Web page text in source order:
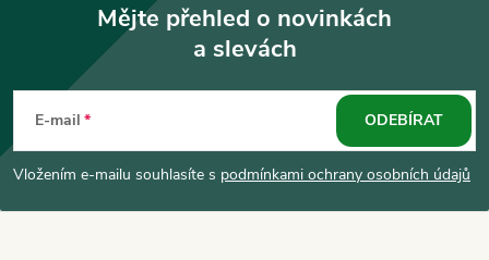
p
a
Mějte přehled o novinkách
a slevách
E-mail
Vložením e-mailu souhlasíte s podmínkami ochrany osobních údajů
ODEBÍRAT